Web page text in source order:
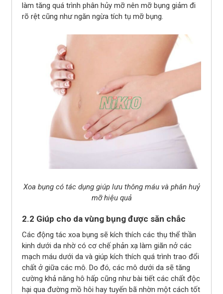
làm tăng quá trình phân hủy mỡ nên mỡ bụng giảm đi
rõ rệt cũng như ngăn ngừa tích tụ mỡ bụng.
Xoa bụng có tác dụng giúp lưu thông máu và phân huỷ
mỡ hiệu quả
2.2 Giúp cho da vùng bụng được săn chắc
Các động tác xoa bụng sẽ kích thích các thụ thể thần
kinh dưới da nhờ có cơ chế phản xạ làm giãn nở các
mạch máu dưới da và giúp kích thích quá trình trao đổi
chất ở giữa các mô. Do đó, các mô dưới da sẽ tăng
cường khả năng hô hấp cũng như bài tiết các chất độc
hại qua đường mồ hôi hay tuyến bã nhờn một cách tốt